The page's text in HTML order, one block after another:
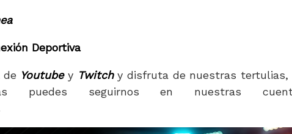
Deportiva
de Youtubey Twitchy disfruta de nuestras tertulias,
puedes seguirnos en nuestras